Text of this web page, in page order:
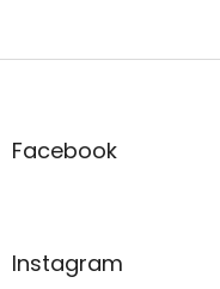
Z
aFacebook
Instagram